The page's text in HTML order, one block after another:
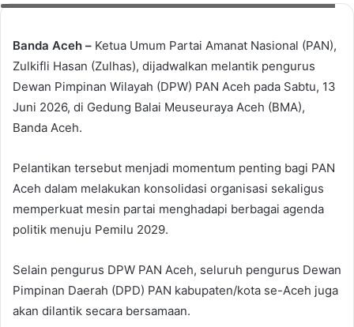
Banda Aceh – Ketua Umum Partai Amanat Nasional (PAN),
Zulkifli Hasan (Zulhas), dijadwalkan melantik pengurus
Dewan Pimpinan Wilayah (DPW) PAN Aceh pada Sabtu, 13
Juni 2026, di Gedung Balai Meuseuraya Aceh (BMA),
Banda Aceh.
Pelantikan tersebut menjadi momentum penting bagi PAN
Aceh dalam melakukan konsolidasi organisasi sekaligus
memperkuat mesin partai menghadapi berbagai agenda
politik menuju Pemilu 2029.
Selain pengurus DPW PAN Aceh, seluruh pengurus Dewan
Pimpinan Daerah (DPD) PAN kabupaten/kota se-Aceh juga
akan dilantik secara bersamaan.